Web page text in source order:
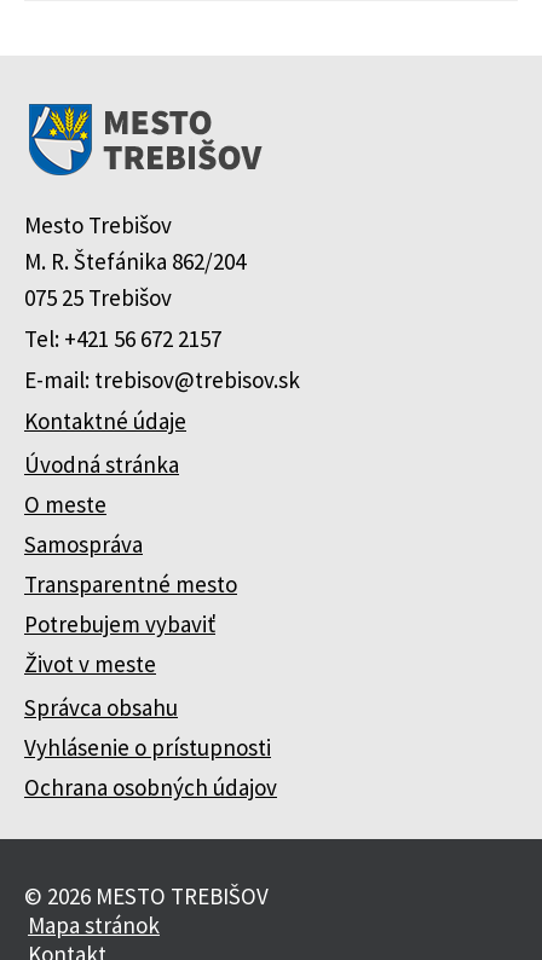
Mesto Trebišov
M. R. Štefánika 862/204
075 25 Trebišov
Tel: +421 56 672 2157
E-mail: trebisov@trebisov.sk
Kontaktné údaje
Úvodná stránka
O meste
Samospráva
Transparentné mesto
Potrebujem vybaviť
Život v meste
Správca obsahu
Vyhlásenie o prístupnosti
Ochrana osobných údajov
© 2026 MESTO TREBIŠOV
Mapa stránok
Kontakt